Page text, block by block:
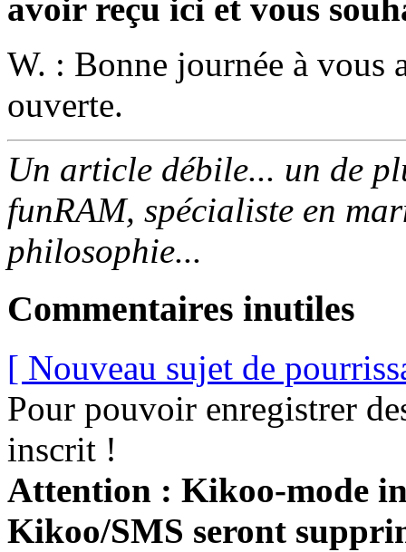
avoir reçu ici et vous
W. : Bonne journée à vous
ouverte.
Un article débile... un de
funRAM, spécialiste en
philosophie...
Commentaires inutiles
[ Nouveau sujet de
Pour pouvoir enregistrer
inscrit !
Attention : Kikoo-mode
Kikoo/SMS seront